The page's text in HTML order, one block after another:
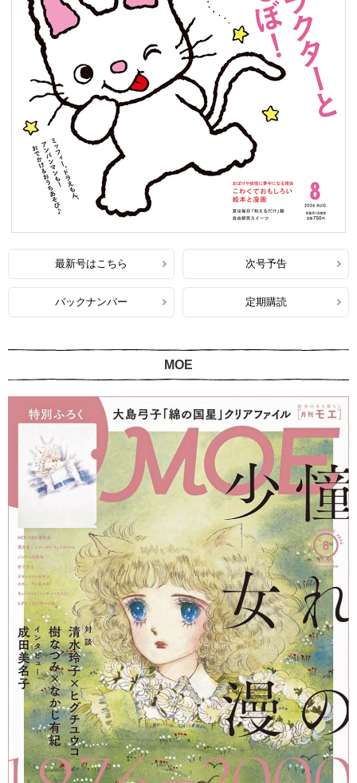
最新号はこちら 次号予告
バックナンバー 定期購読
MOE